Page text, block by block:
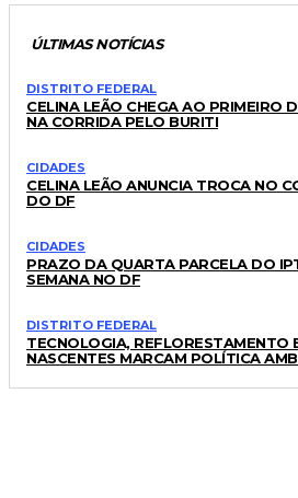
ÚLTIMAS NOTÍCIAS
DISTRITO FEDERAL
CELINA LEÃO CHEGA AO PRIMEIRO
NA CORRIDA PELO BURITI
CIDADES
CELINA LEÃO ANUNCIA TROCA NO
DO DF
CIDADES
PRAZO DA QUARTA PARCELA DO
SEMANA NO DF
DISTRITO FEDERAL
TECNOLOGIA, REFLORESTAMENTO
NASCENTES MARCAM POLÍTICA